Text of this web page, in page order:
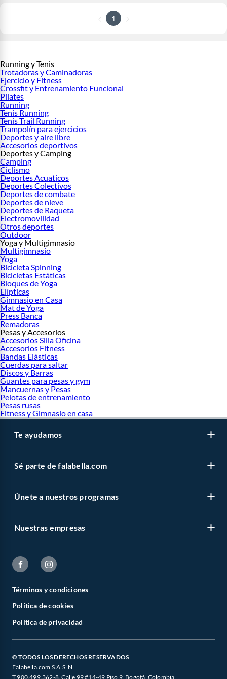
1
Running y Tenis
Trotadoras y Caminadoras
Ejercicio y Fitness
Crossfit y Entrenamiento Funcional
Pilates
Running
Tenis Running
Tenis Trail Running
Trampolín para ejercicios
Deportes y aire libre
Accesorios deportivos
Deportes y Camping
Camping
Ciclismo
Deportes Acuaticos
Deportes Colectivos
Deportes de combate
Deportes de nieve
Deportes de Raqueta
Electromovilidad
Otros deportes
Outdoor
Yoga y Multigimnasio
Multigimnasio
Yoga
Bicicleta Spinning
Bicicletas Estáticas
Bloques de Yoga
Elípticas
Gimnasio en Casa
Mat de Yoga
Press Banca
Remadoras
Pesas y Accesorios
Accesorios Silla Oficina
Accesorios Fitness
Bandas Elásticas
Cuerdas para saltar
Discos y Barras
Guantes para pesas y gym
Mancuernas y Pesas
Pelotas de entrenamiento
Pesas rusas
Fitness y Gimnasio en casa
Te ayudamos
Sé parte de falabella.com
Únete a nuestros programas
Nuestras empresas
Términos y condiciones
Política de cookies
Política de privacidad
© TODOS LOS DERECHOS RESERVADOS
Falabella.com S.A.S. N
T 900.499.362-8. Calle 99 #14-49 Piso 9, Bogotá, Colombia